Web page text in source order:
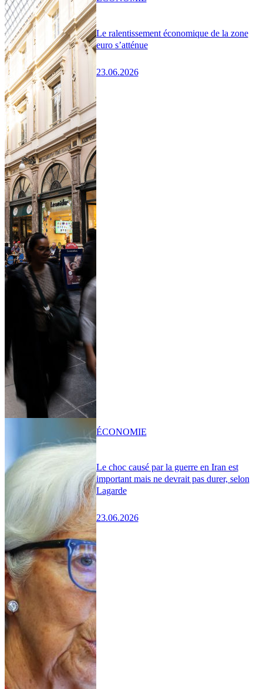
Le ralentissement économique de la zone
euro s’atténue
23.06.2026
Le choc causé par la guerre en Iran est
important mais ne devrait pas durer, selon
Lagarde
23.06.2026
ÉCONOMIE